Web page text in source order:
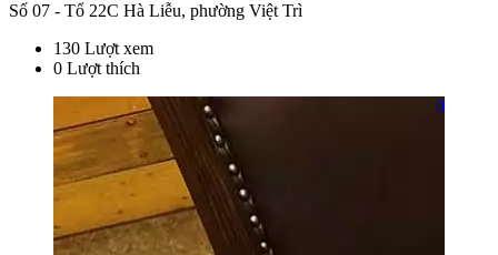
Số 07 - Tổ 22C Hà Liễu, phường Việt Trì
130 Lượt xem
0 Lượt thích
0